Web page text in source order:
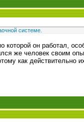
системе.
он работал,
же человек своим
как действительно